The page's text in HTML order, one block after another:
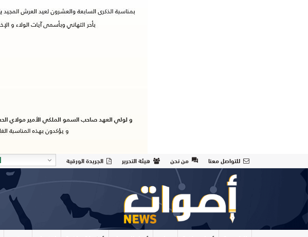
للتواصل معنا من نحن هيئة التحرير الجريدة الورقية